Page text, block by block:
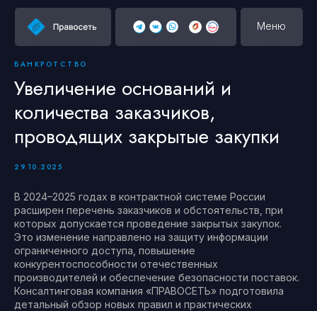
Меню
БАНКРОТСТВО
Увеличение оснований и
количества заказчиков,
проводящих закрытые закупки
29.10.2025
В 2024–2025 годах в контрактной системе России
расширен перечень заказчиков и обстоятельств, при
которых допускается проведение закрытых закупок.
Это изменение направлено на защиту информации
ограниченного доступа, повышение
конкурентоспособности отечественных
производителей и обеспечение безопасности поставок.
Консалтинговая компания «ПРАВОСЕТЬ» подготовила
детальный обзор новых правил и практических